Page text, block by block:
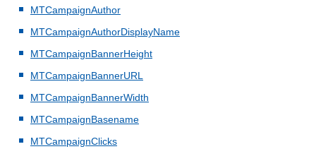
MTCampaignAuthor
MTCampaignAuthorDisplayName
MTCampaignBannerHeight
MTCampaignBannerURL
MTCampaignBannerWidth
MTCampaignBasename
MTCampaignClicks